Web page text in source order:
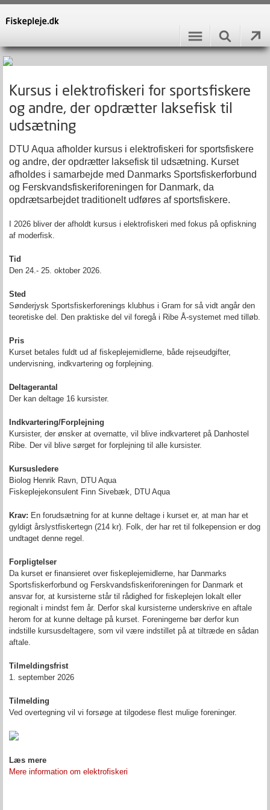
Kursus i elektrofiskeri for sportsfiskere
og andre, der opdrætter laksefisk til
udsætning
DTU Aqua afholder kursus i elektrofiskeri for sportsfiskere
og andre, der opdrætter laksefisk til udsætning. Kurset
afholdes i samarbejde med Danmarks Sportsfiskerforbund
og Ferskvandsfiskeriforeningen for Danmark, da
opdrætsarbejdet traditionelt udføres af sportsfiskere.
I 2026 bliver der afholdt kursus i elektrofiskeri med fokus på opfiskning
af moderfisk.
Tid
Den 24.- 25. oktober 2026.
Sted
Sønderjysk Sportsfiskerforenings klubhus i Gram for så vidt angår den
teoretiske del. Den praktiske del vil foregå i Ribe Å-systemet med tilløb.
Pris
Kurset betales fuldt ud af fiskeplejemidlerne, både rejseudgifter,
undervisning, indkvartering og forplejning.
Deltagerantal
Der kan deltage 16 kursister.
Indkvartering/Forplejning
Kursister, der ønsker at overnatte, vil blive indkvarteret på Danhostel
Ribe. Der vil blive sørget for forplejning til alle kursister.
Kursusledere
Biolog Henrik Ravn, DTU Aqua
Fiskeplejekonsulent Finn Sivebæk, DTU Aqua
Krav: En forudsætning for at kunne deltage i kurset er, at man har et
gyldigt årslystfiskertegn (214 kr). Folk, der har ret til folkepension er dog
undtaget denne regel.
Forpligtelser
Da kurset er finansieret over fiskeplejemidlerne, har Danmarks
Sportsfiskerforbund og Ferskvandsfiskeriforeningen for Danmark et
ansvar for, at kursisterne står til rådighed for fiskeplejen lokalt eller
regionalt i mindst fem år. Derfor skal kursisterne underskrive en aftale
herom for at kunne deltage på kurset. Foreningerne bør derfor kun
indstille kursusdeltagere, som vil være indstillet på at tiltræde en sådan
aftale.
Tilmeldingsfrist
1. september 2026
Tilmelding
Ved overtegning vil vi forsøge at tilgodese flest mulige foreninger.
Læs mere
Mere information om elektrofiskeri